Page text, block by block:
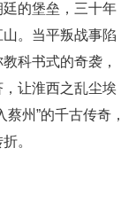
的堡垒，三十年
。当平叛战事陷
科书式的奇袭，
让淮西之乱尘埃
州”的千古传奇，
。